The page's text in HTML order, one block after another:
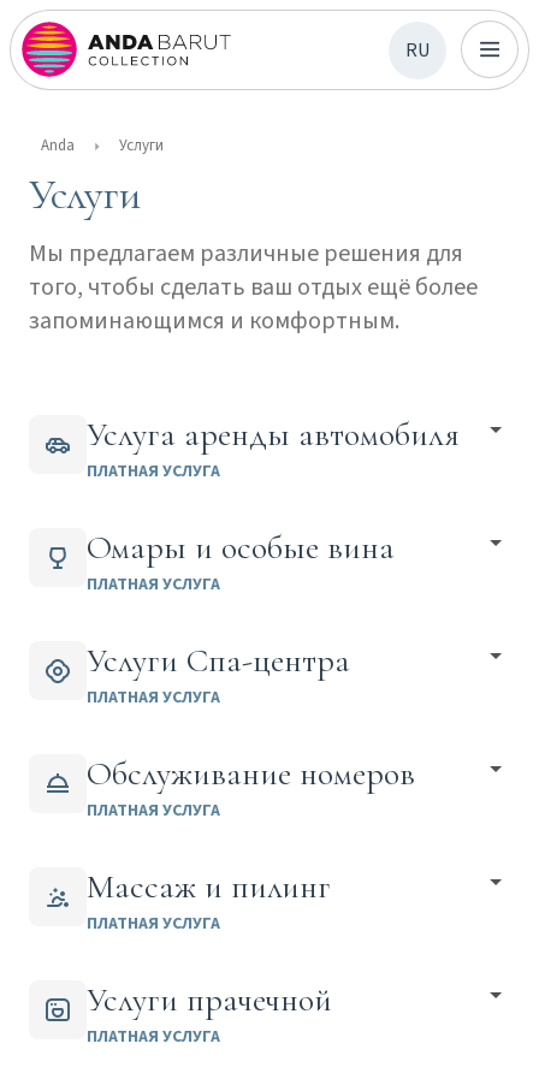
RU
Anda Услуги
Услуги
Мы предлагаем различные решения для
того, чтобы сделать ваш отдых ещё более
запоминающимся и комфортным.
Услуга аренды автомобиля
ПЛАТНАЯ УСЛУГА
Омары и особые вина
ПЛАТНАЯ УСЛУГА
Услуги Спа-центра
ПЛАТНАЯ УСЛУГА
Обслуживание номеров
ПЛАТНАЯ УСЛУГА
Массаж и пилинг
ПЛАТНАЯ УСЛУГА
Услуги прачечной
ПЛАТНАЯ УСЛУГА